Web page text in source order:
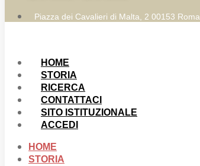
Piazza dei Cavalieri di Malta, 2 00153 Roma
HOME
STORIA
RICERCA
CONTATTACI
SITO ISTITUZIONALE
ACCEDI
HOME
STORIA